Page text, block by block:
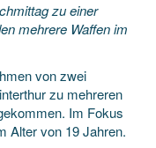
zu einer
mehrere Waffen im
von zwei
zu mehreren
Im Fokus
Alter von 19 Jahren.